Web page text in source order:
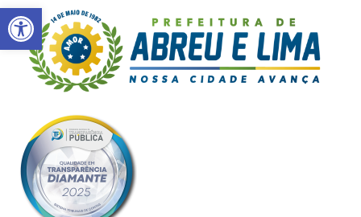
Abrir a barra de ferramentas
Skip
to
content